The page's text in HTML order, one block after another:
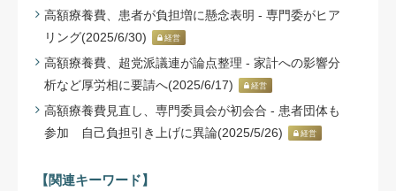
高額療養費、患者が負担増に懸念表明 - 専門委がヒア
リング(2025/6/30)
経営
高額療養費、超党派議連が論点整理 - 家計への影響分
析など厚労相に要請へ(2025/6/17)
経営
高額療養費見直し、専門委員会が初会合 - 患者団体も
参加 自己負担引き上げに異論(2025/5/26)
経営
【関連キーワード】